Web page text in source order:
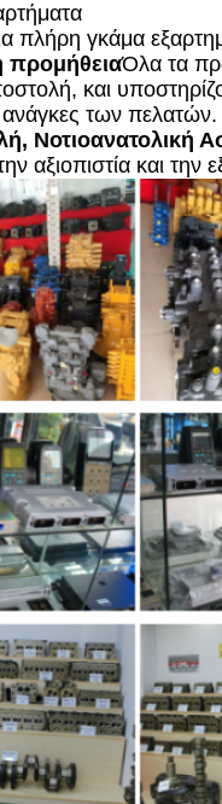
πλήρη γκάμα
προμήθειαΌλα τα
και
ανάγκες των πελατών.
Νοτιοανατολική
αξιοπιστία και την